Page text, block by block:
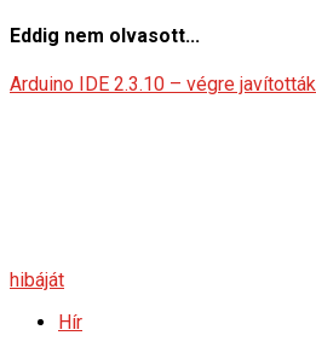
Eddig nem olvasott...
Arduino IDE 2.3.10 – végre
hibáját
Hír